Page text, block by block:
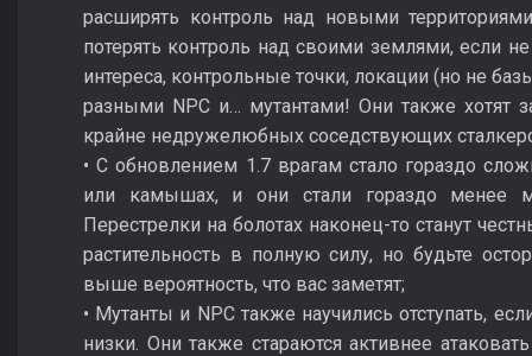
расширять контроль над новыми
потерять контроль над своими землями, если
интереса, контрольные точки, локации (но не
разными NPC и… мутантами! Они также хотят
крайне недружелюбных соседствующих
• С обновлением 1.7 врагам стало гораздо
или камышах, и они стали гораздо менее
Перестрелки на болотах наконец-то станут
растительность в полную силу, но будьте
выше вероятность, что вас заметят;
• Мутанты и NPC также научились отступать,
низки. Они также стараются активнее